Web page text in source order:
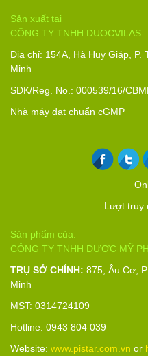
Sản xuất tại
CÔNG TY TNHH DUOCVILAS
Địa chỉ: 154A, Hà Huy Giáp, P.
Minh
SĐK/Reg. No.: 000539/16/
Nhà máy đạt chuẩn cGMP
Lượt truy
Sản phẩm của:
CÔNG TY TNHH DƯỢC MỸ
TRỤ SỞ CHÍNH: 875, Âu Cơ,
Minh
MST: 0314724109
Hotline: 0943 804 039
Website: www.pistar.com.vn or